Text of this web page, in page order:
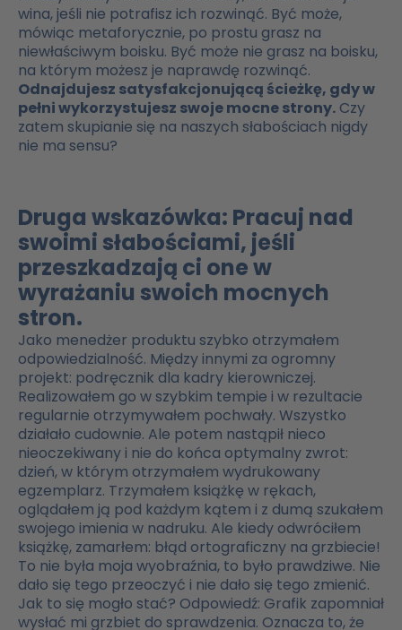
wina, jeśli nie potrafisz ich rozwinąć. Być może,
mówiąc metaforycznie, po prostu grasz na
niewłaściwym boisku. Być może nie grasz na boisku,
na którym możesz je naprawdę rozwinąć.
Odnajdujesz satysfakcjonującą ścieżkę, gdy w
pełni wykorzystujesz swoje mocne strony. Czy
zatem skupianie się na naszych słabościach nigdy
nie ma sensu?
Druga wskazówka: Pracuj nad
swoimi słabościami, jeśli
przeszkadzają ci one w
wyrażaniu swoich mocnych
stron.
Jako menedżer produktu szybko otrzymałem
odpowiedzialność. Między innymi za ogromny
projekt: podręcznik dla kadry kierowniczej.
Realizowałem go w szybkim tempie i w rezultacie
regularnie otrzymywałem pochwały. Wszystko
działało cudownie. Ale potem nastąpił nieco
nieoczekiwany i nie do końca optymalny zwrot:
dzień, w którym otrzymałem wydrukowany
egzemplarz. Trzymałem książkę w rękach,
oglądałem ją pod każdym kątem i z dumą szukałem
swojego imienia w nadruku. Ale kiedy odwróciłem
książkę, zamarłem: błąd ortograficzny na grzbiecie!
To nie była moja wyobraźnia, to było prawdziwe. Nie
dało się tego przeoczyć i nie dało się tego zmienić.
Jak to się mogło stać? Odpowiedź: Grafik zapomniał
wysłać mi grzbiet do sprawdzenia. Oznacza to, że